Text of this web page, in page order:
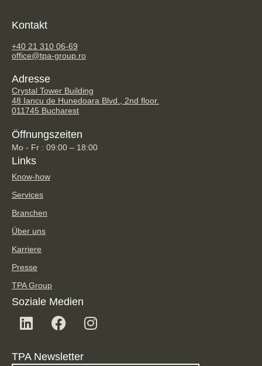
Kontakt
+40 21 310 06-69
office@tpa-group.ro
Adresse
Crystal Tower Building
48 Iancu de Hunedoara Blvd., 2nd floor.
011745 Bucharest
Öffnungszeiten
Mo - Fr : 09:00 – 18:00
Links
Know-how
Services
Branchen
Über uns
Karriere
Presse
TPA Group
Soziale Medien
TPA Newsletter